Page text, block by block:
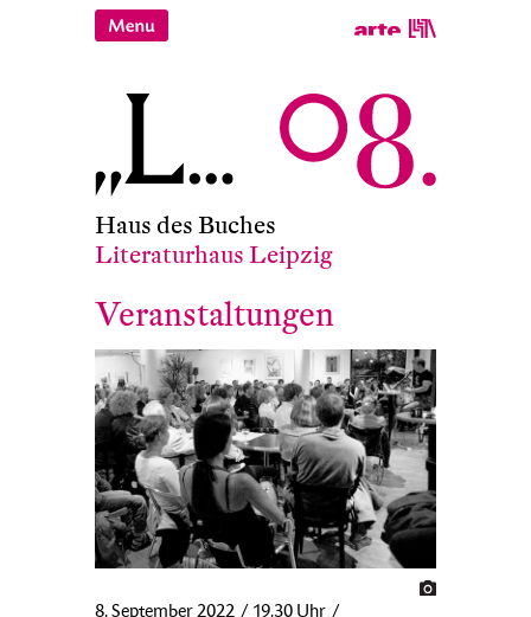
Haus des Buches
Literaturhaus Leipzig
Veranstaltungen